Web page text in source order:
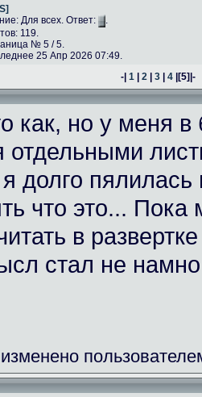
Для всех. Ответ:
.
119.
№ 5 / 5.
25 Апр 2026 07:49.
-|1 |2 |3 |4 |[5]|-
как, но у меня в
отдельными
долго пялилась
что это... Пока
в
стал не